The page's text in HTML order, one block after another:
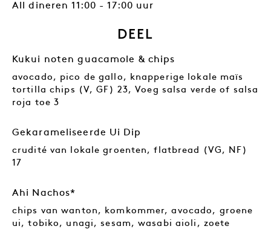
All dineren 11:00 - 17:00 uur
DEEL
Kukui noten guacamole & chips
avocado, pico de gallo, knapperige lokale maïs
tortilla chips (V, GF) 23, Voeg salsa verde of salsa
roja toe 3
Gekarameliseerde Ui Dip
crudité van lokale groenten, flatbread (VG, NF)
17
Ahi Nachos*
chips van wanton, komkommer, avocado, groene
ui, tobiko, unagi, sesam, wasabi aioli, zoete